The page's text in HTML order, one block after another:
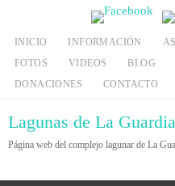
contenido
INICIO INFORMACIÓN
FOTOS
VIDEOS BLOG
DONACIONES
CONTACTO
Lagunas de La
Página web del complejo lagunar de La